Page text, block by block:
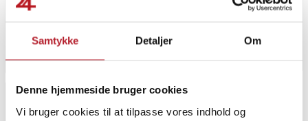
Samtykke Detaljer Om
Denne hjemmeside bruger cookies
Vi bruger cookies til at tilpasse vores indhold og
Køb